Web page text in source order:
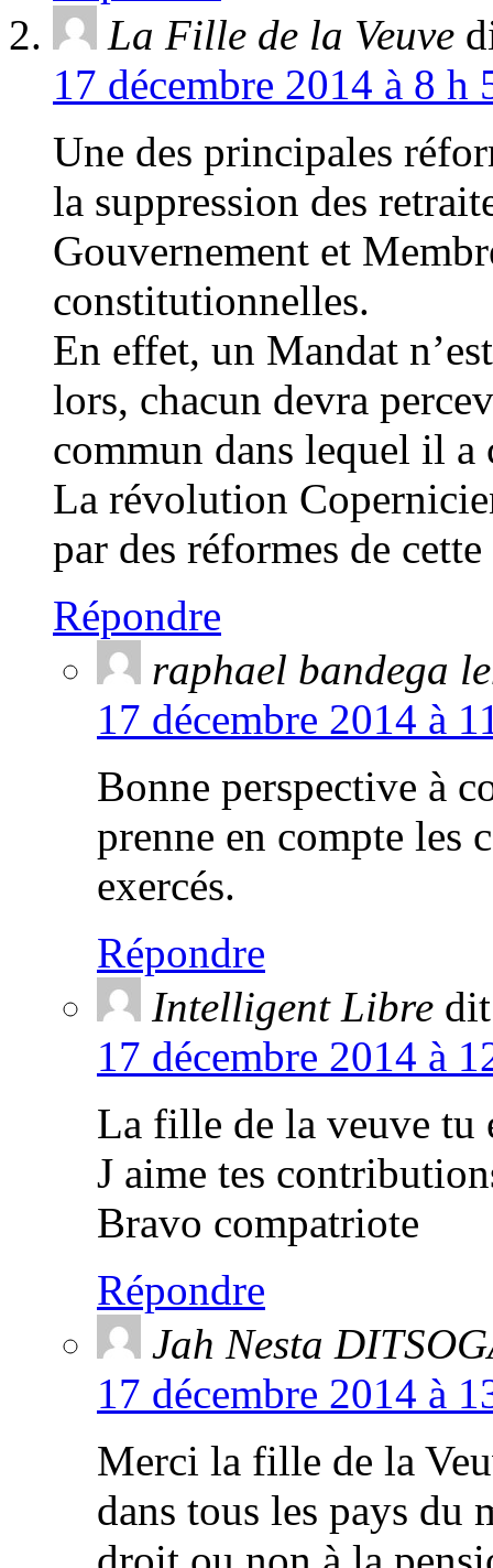
La Fille de la Veuve
17 décembre 2014 à 8
Une des principales
la suppression des
Gouvernement et
constitutionnelles.
En effet, un Mandat
lors, chacun devra
commun dans lequel il a
La révolution
par des réformes de
Répondre
raphael bandega
17 décembre 2014 à
Bonne perspective à
prenne en compte les
exercés.
Répondre
Intelligent Libre
17 décembre 2014 à
La fille de la veuve tu
J aime tes
Bravo compatriote
Répondre
Jah Nesta
17 décembre 2014 à
Merci la fille de la
dans tous les pays du